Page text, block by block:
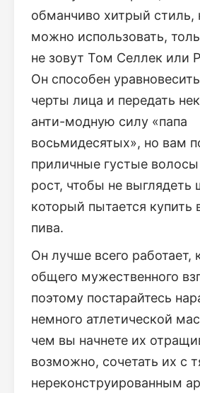
обманчиво хитрый стиль,
можно использовать,
не зовут Том Селлек или
Он способен
черты лица и передать
анти-модную силу «папа
восьмидесятых», но вам
приличные густые
рост, чтобы не
который пытается купить
пива.
Он лучше всего работает,
общего мужественного
поэтому постарайтесь
немного атлетической
чем вы начнете их
возможно, сочетать их с
нереконструированным